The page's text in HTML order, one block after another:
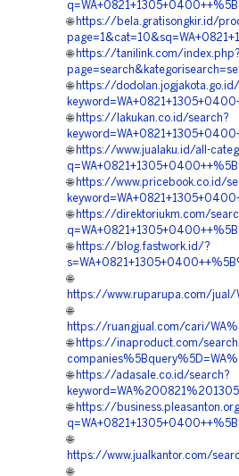
🌐 https://bela.gratisongkir.id/
🌐 https://tanilink.com/index.php?
🌐 https://
🌐 https://lakukan.co.id/search?
🌐 https://www.jualaku.id/all-
🌐 https://www.pricebook.co.id/
🌐 https://direktoriukm.com/
🌐 https://blog.fastwork.id/?
🌐
https://www.ruparupa.com/
🌐
https://ruangjual.com/cari/
🌐 https://inaproduct.com/
🌐 https://adasale.co.id/search?
🌐 https://
🌐
https://www.jualkantor.com/
🌐